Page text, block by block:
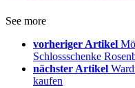
See more
vorheriger Artikel
Schlossschenke
nächster Artikel
kaufen